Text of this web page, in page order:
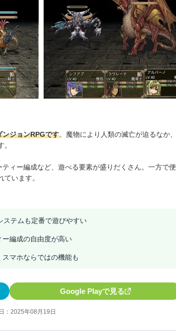
ジョンRPGです。魔物により人類の滅亡が迫るなか、
ィー編成など、遊べる要素が盛りだくさん。一方で便
います。
テムも定番で遊びやすい
編成の自由度が高い
マホならではの機能も
Google Playで見る
：2025年08月19日